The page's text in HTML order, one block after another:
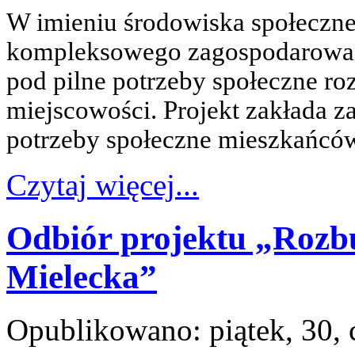
W imieniu środowiska
kompleksowego
pod pilne potrzeby społeczne
miejscowości. Projekt zakłada
potrzeby społeczne
Czytaj więcej...
Odbiór projektu
Mielecka”
Opublikowano: piątek, 30,